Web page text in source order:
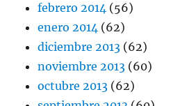
febrero 2014 (56)
enero 2014 (62)
diciembre 2013 (62)
noviembre 2013 (60)
octubre 2013 (62)